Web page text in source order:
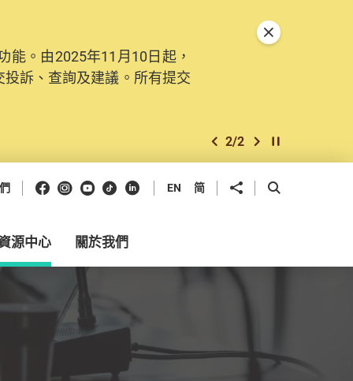
。由2025年11月10日起，
訴、查詢及建議。所有提交
上一個
2/2 下一個開始/暫停幻燈
關閉特別通告
Facebook
Instagram
Youtube
抖音領英 EN 简 分享到 開啟搜尋框
源中心 關於我們